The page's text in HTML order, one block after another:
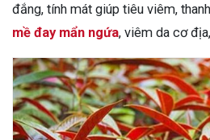
đắng, tính mát giúp tiêu viêm,
mề đay mẩn ngứa, viêm da cơ